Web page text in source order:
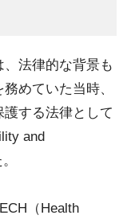
法律的な背景も
めていた当時、
する法律として
and
（Health